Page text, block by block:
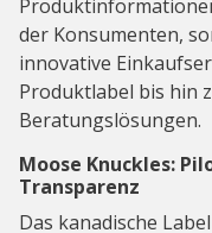
der Konsumenten,
innovative
Produktlabel bis hin
Beratungslösungen.
Moose Knuckles:
Transparenz
Das kanadische